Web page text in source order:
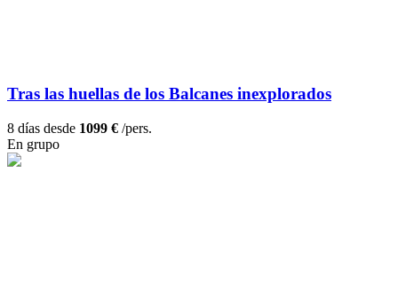
Tras las huellas de los Balcanes inexplorados
8 días desde 1099 € /pers.
En grupo